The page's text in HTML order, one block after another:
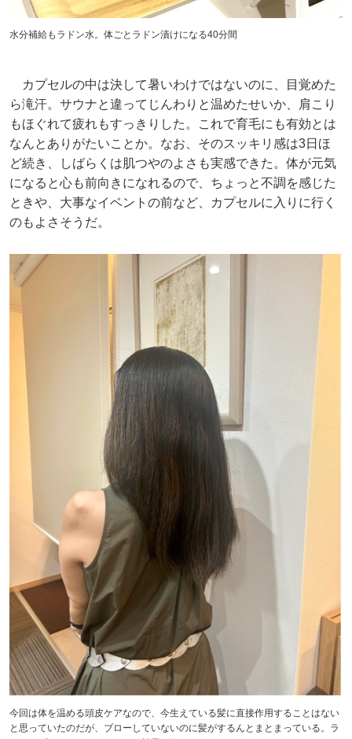
水分補給もラドン水。体ごとラドン漬けになる40分間
カプセルの中は決して暑いわけではないのに、目覚めた
ら滝汗。サウナと違ってじんわりと温めたせいか、肩こり
もほぐれて疲れもすっきりした。これで育毛にも有効とは
なんとありがたいことか。なお、そのスッキリ感は3日ほ
ど続き、しばらくは肌つやのよさも実感できた。体が元気
になると心も前向きになれるので、ちょっと不調を感じた
ときや、大事なイベントの前など、カプセルに入りに行く
のもよさそうだ。
今回は体を温める頭皮ケアなので、今生えている髪に直接作用することはない
と思っていたのだが、ブローしていないのに髪がするんとまとまっている。ラ